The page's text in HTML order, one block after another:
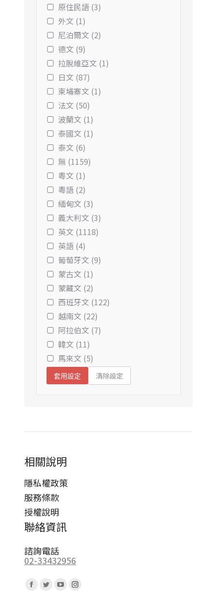
原住民語 (3)
外文 (1)
尼泊爾文 (2)
德文 (9)
拉脫維亞文 (1)
日文 (87)
柬埔寨文 (1)
法文 (50)
波蘭文 (1)
泰國文 (1)
泰文 (6)
無 (1159)
粵文 (1)
粵語 (2)
緬甸文 (3)
義大利文 (3)
英文 (1118)
英語 (4)
葡萄牙文 (9)
蒙古文 (1)
蒙藏文 (2)
西班牙文 (122)
越南文 (22)
阿拉伯文 (7)
韓文 (11)
馬來文 (5)
套用設定 清除設定
相關說明
隱私權政策
服務條款
授權說明
聯絡資訊
諮詢電話
02-33432956
Facebook
TwitterYouTubeInstagram